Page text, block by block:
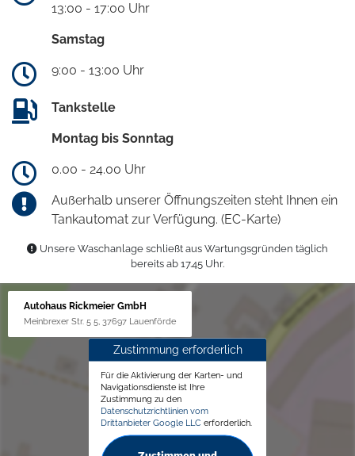
13:00 - 17:00 Uhr
Samstag
9:00 - 13:00 Uhr
Tankstelle
Montag bis Sonntag
0.00 - 24.00 Uhr
Außerhalb unserer Öffnungszeiten steht Ihnen ein
Tankautomat zur Verfügung. (EC-Karte)
Unsere Waschanlage schließt aus Wartungsgründen täglich
bereits ab 17.45 Uhr.
Autohaus Rickmeier GmbH
Meinbrexer Str. 5 5, 37697 Lauenförde
Zustimmung erforderlich
Für die Aktivierung der Karten- und
Navigationsdienste ist Ihre
Zustimmung zu den
Datenschutzrichtlinien vom
Drittanbieter Google LLC erforderlich.